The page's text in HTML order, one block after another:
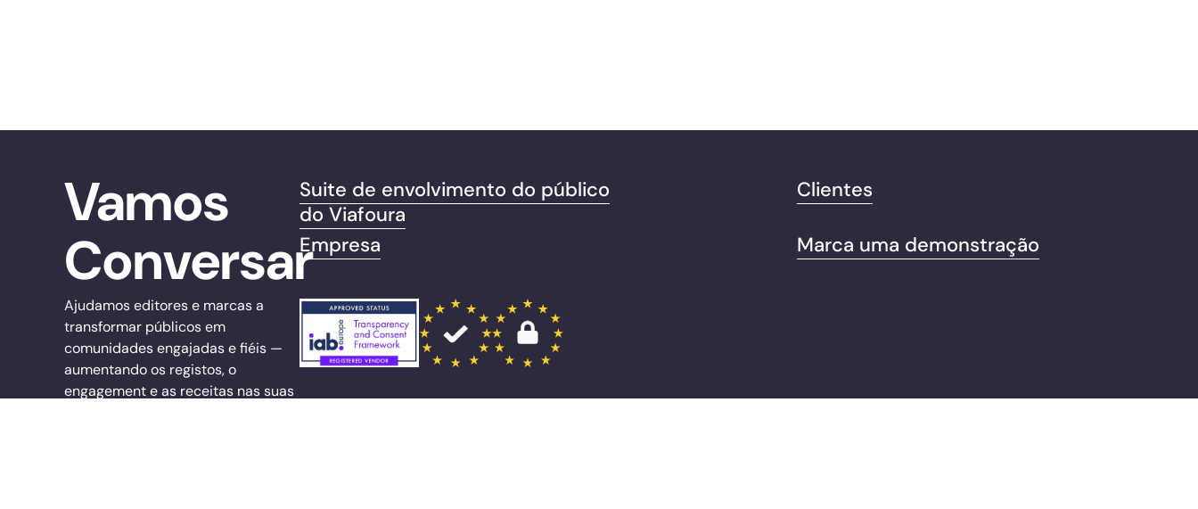
Vamos
Conversar
Ajudamos editores e marcas a
transformar públicos em
comunidades engajadas e fiéis —
aumentando os registos, o
engagement e as receitas nas suas
Suite de envolvimento do público
do Viafoura
Clientes
Empresa Marca uma demonstração